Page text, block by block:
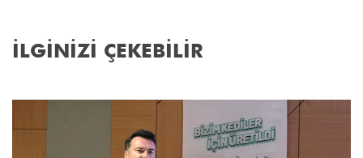
İLGİNİZİ ÇEKEBİLİR